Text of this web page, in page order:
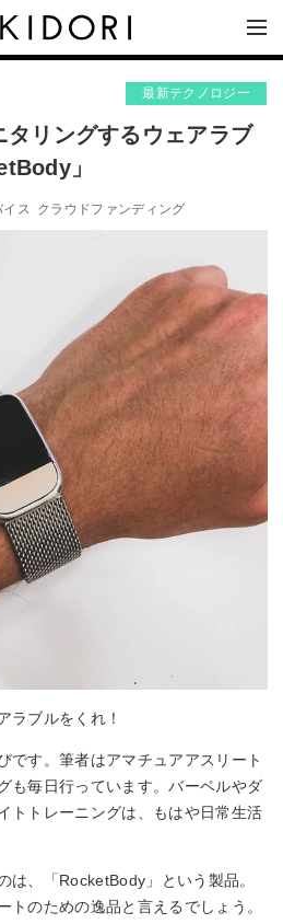
最新テクノロジー
リングするウェアラブ
」
イス クラウドファンディング
ラブルをくれ！
です。筆者はアマチュアアスリート
も毎日行っています。バーベルやダ
トトレーニングは、もはや日常生活
は、「RocketBody」という製品。
トのための逸品と言えるでしょう。